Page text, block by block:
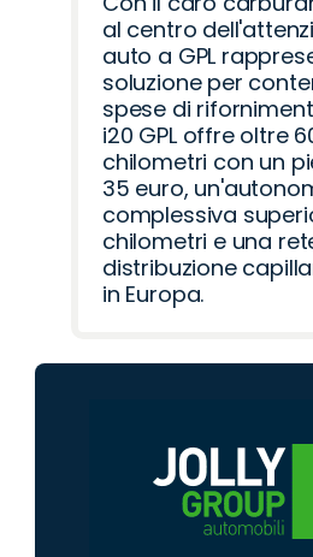
al centro
auto a GPL
soluzione per
spese di
i20 GPL offre oltre
chilometri con un
35 euro,
complessiva
chilometri e una
distribuzione
in Europa.